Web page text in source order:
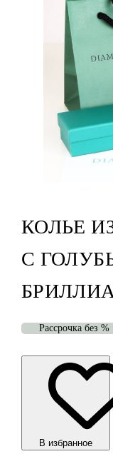
КОЛЬЕ
С
Рассрочка без %
В избранноe